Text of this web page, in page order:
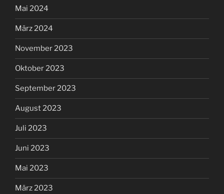
Mai 2024
März 2024
November 2023
Oktober 2023
September 2023
August 2023
Juli 2023
Juni 2023
Mai 2023
März 2023